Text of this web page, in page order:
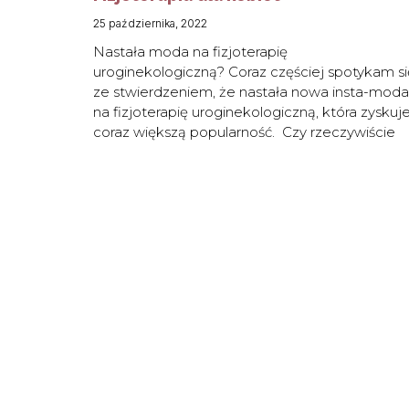
25 października, 2022
Nastała moda na fizjoterapię
uroginekologiczną? Coraz częściej spotykam
ze stwierdzeniem, że nastała nowa insta-moda
na fizjoterapię uroginekologiczną, która
coraz większą popularność. Czy rzeczywiście